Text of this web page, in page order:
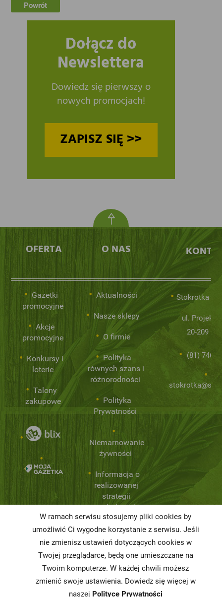
Powrót
Dołącz do
Newslettera
Dowiedz się pierwszy o
nowych promocjach!
ZAPISZ SIĘ >>
OFERTA
Gazetki
promocyjne
Akcje
promocyjne
Konkursy i
loterie
Talony
zakupowe
O NAS
Aktualności
Nasze sklepy
O firmie
Polityka
równych szans i
różnorodności
Polityka
Prywatności
Niemarnowanie
żywności
Informacja o
realizowanej
strategii
podatkowej
Karty
charakterystyki
Butelkomaty
Stokrotka
ul.
20-209
(81) 746
W ramach serwisu stosujemy pliki cookies by
umożliwić Ci wygodne korzystanie z serwisu. Jeśli
nie zmienisz ustawień dotyczących cookies w
Twojej przeglądarce, będą one umieszczane na
Twoim komputerze. W każdej chwili możesz
zmienić swoje ustawienia. Dowiedz się więcej w
naszej Polityce Prywatności